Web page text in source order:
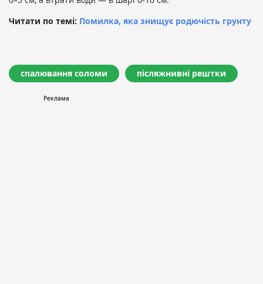
Читати по темі: Помилка, яка знищує родючість грунту
спалювання соломи післяжнивні рештки